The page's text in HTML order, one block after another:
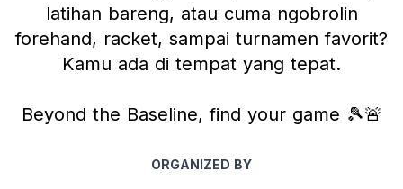
latihan bareng, atau cuma ngobrolin
forehand, racket, sampai turnamen favorit?
Kamu ada di tempat yang tepat.
Beyond the Baseline, find your game 🎾🚨
ORGANIZED BY